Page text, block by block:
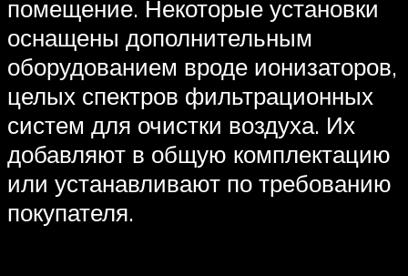
помещение. Некоторые установки
оснащены дополнительным
оборудованием вроде ионизаторов,
целых спектров фильтрационных
систем для очистки воздуха. Их
добавляют в общую комплектацию
или устанавливают по требованию
покупателя.